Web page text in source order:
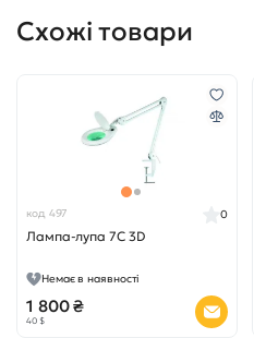
Схожі товари
код 497
Лампа-лупа 7C 3D
0
Немає в наявності
1 800 ₴
40 $